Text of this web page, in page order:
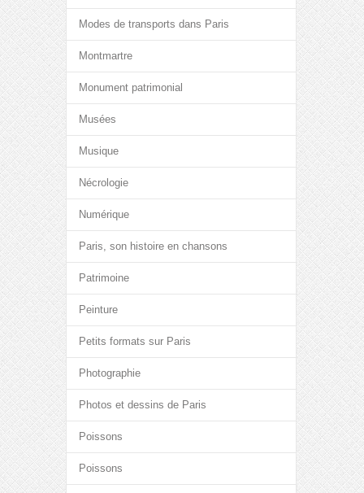
Modes de transports dans Paris
Montmartre
Monument patrimonial
Musées
Musique
Nécrologie
Numérique
Paris, son histoire en chansons
Patrimoine
Peinture
Petits formats sur Paris
Photographie
Photos et dessins de Paris
Poissons
Poissons